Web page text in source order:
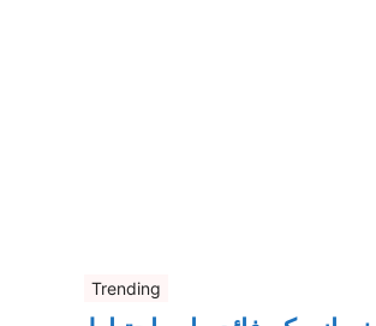
Trending